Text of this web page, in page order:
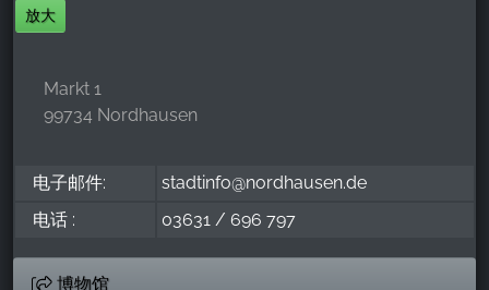
放大
Markt 1
99734 Nordhausen
电子邮件:
stadtinfo@nordhausen.de
电话 :
03631 / 696 797
博物馆